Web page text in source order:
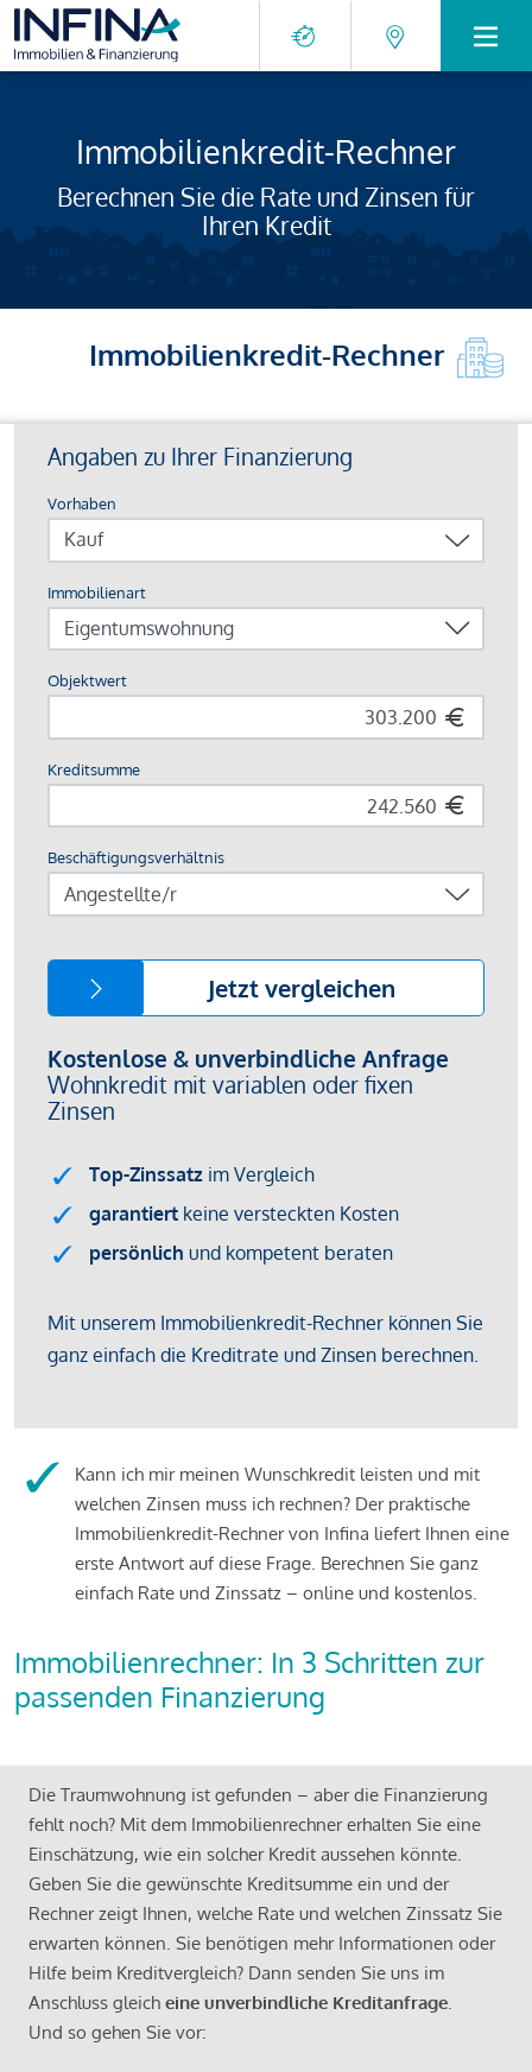
Immobilienkredit-Rechner
Berechnen Sie die Rate und Zinsen für
Ihren Kredit
Immobilienkredit-Rechner
Kann ich mir meinen Wunschkredit leisten und mit
welchen Zinsen muss ich rechnen? Der praktische
Immobilienkredit-Rechner von Infina liefert Ihnen eine
erste Antwort auf diese Frage. Berechnen Sie ganz
einfach Rate und Zinssatz – online und kostenlos.
Immobilienrechner: In 3 Schritten zur
passenden Finanzierung
Die Traumwohnung ist gefunden – aber die Finanzierung
fehlt noch? Mit dem Immobilienrechner erhalten Sie eine
Einschätzung, wie ein solcher Kredit aussehen könnte.
Geben Sie die gewünschte Kreditsumme ein und der
Rechner zeigt Ihnen, welche Rate und welchen Zinssatz Sie
erwarten können. Sie benötigen mehr Informationen oder
Hilfe beim Kreditvergleich? Dann senden Sie uns im
Anschluss gleich eine unverbindliche Kreditanfrage.
Und so gehen Sie vor: